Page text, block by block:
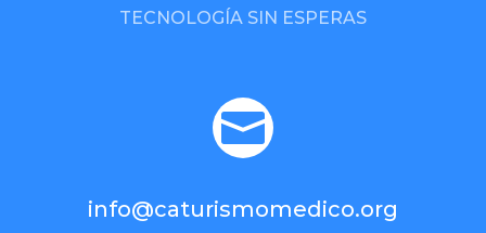
TECNOLOGÍA SIN ESPERAS

info@caturismomedico.org